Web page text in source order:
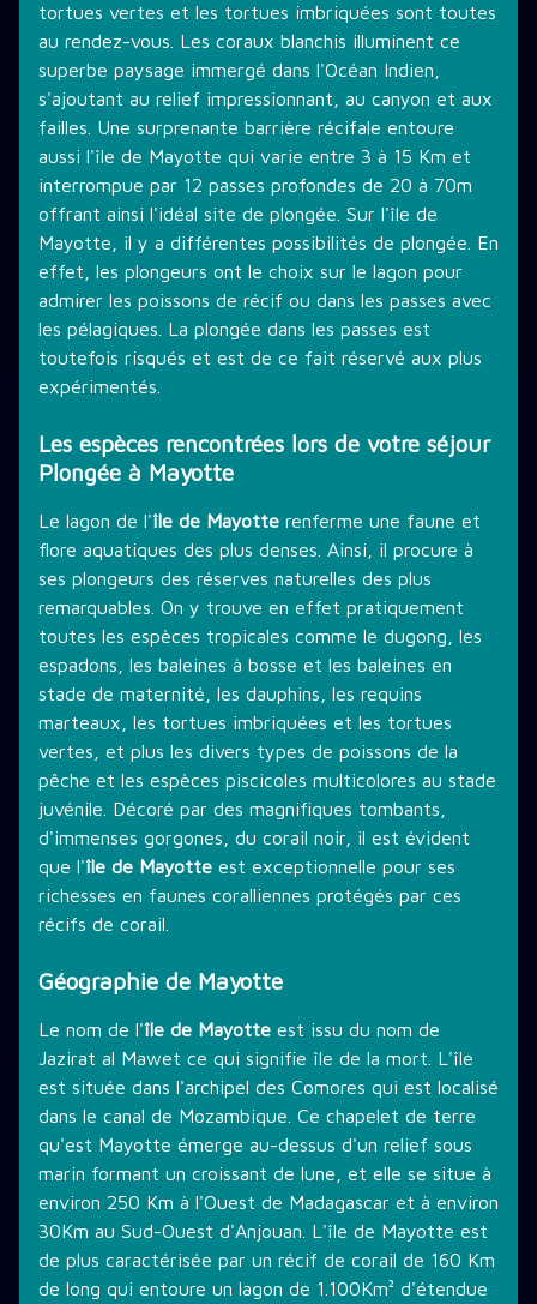
tortues vertes et les tortues imbriquées sont toutes
au rendez-vous. Les coraux blanchis illuminent ce
superbe paysage immergé dans l'Océan Indien,
s'ajoutant au relief impressionnant, au canyon et aux
failles. Une surprenante barrière récifale entoure
aussi l'île de Mayotte qui varie entre 3 à 15 Km et
interrompue par 12 passes profondes de 20 à 70m
offrant ainsi l'idéal site de plongée. Sur l'île de
Mayotte, il y a différentes possibilités de plongée. En
effet, les plongeurs ont le choix sur le lagon pour
admirer les poissons de récif ou dans les passes avec
les pélagiques. La plongée dans les passes est
toutefois risqués et est de ce fait réservé aux plus
expérimentés.
Les espèces rencontrées lors de votre séjour
Plongée à Mayotte
Le lagon de l'île de Mayotte renferme une faune et
flore aquatiques des plus denses. Ainsi, il procure à
ses plongeurs des réserves naturelles des plus
remarquables. On y trouve en effet pratiquement
toutes les espèces tropicales comme le dugong, les
espadons, les baleines à bosse et les baleines en
stade de maternité, les dauphins, les requins
marteaux, les tortues imbriquées et les tortues
vertes, et plus les divers types de poissons de la
pêche et les espèces piscicoles multicolores au stade
juvénile. Décoré par des magnifiques tombants,
d'immenses gorgones, du corail noir, il est évident
que l'île de Mayotte est exceptionnelle pour ses
richesses en faunes coralliennes protégés par ces
récifs de corail.
Géographie de Mayotte
Le nom de l'île de Mayotte est issu du nom de
Jazirat al Mawet ce qui signifie île de la mort. L'île
est située dans l'archipel des Comores qui est localisé
dans le canal de Mozambique. Ce chapelet de terre
qu'est Mayotte émerge au-dessus d'un relief sous
marin formant un croissant de lune, et elle se situe à
environ 250 Km à l'Ouest de Madagascar et à environ
30Km au Sud-Ouest d'Anjouan. L'île de Mayotte est
de plus caractérisée par un récif de corail de 160 Km
de long qui entoure un lagon de 1.100Km² d'étendue